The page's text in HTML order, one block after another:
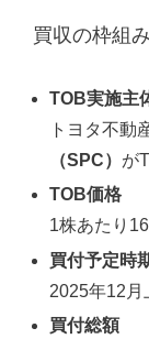
買収の枠組
TOB実施主
トヨタ不動
（SPC） が
TOB価格
1株あたり
買付予定時
2025年12月
買付総額